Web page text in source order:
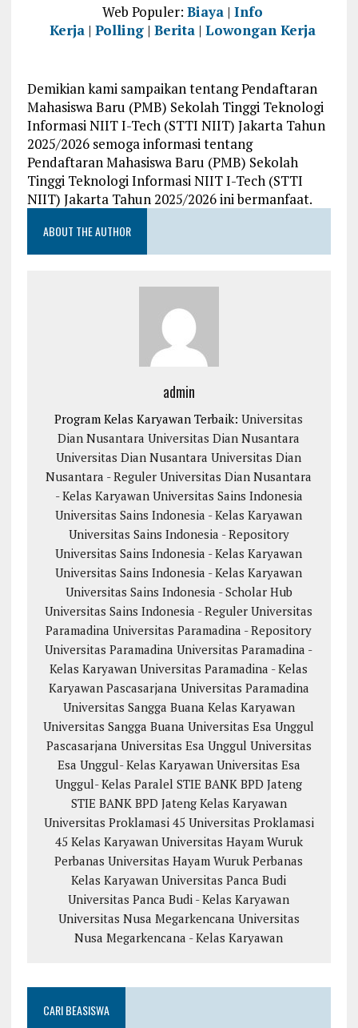
Web Populer:Biaya |Info
Kerja |Polling |Berita |Lowongan Kerja
Demikian kami sampaikan tentang Pendaftaran
Mahasiswa Baru (PMB) Sekolah Tinggi Teknologi
Informasi NIIT I-Tech (STTI NIIT) Jakarta Tahun
2025/2026 semoga informasi tentang
Pendaftaran Mahasiswa Baru (PMB) Sekolah
Tinggi Teknologi Informasi NIIT I-Tech (STTI
NIIT) Jakarta Tahun 2025/2026 ini bermanfaat.
ABOUT THE AUTHOR
admin
Program Kelas Karyawan Terbaik:Universitas
Dian Nusantara Universitas Dian Nusantara
Universitas Dian Nusantara Universitas Dian
Nusantara - Reguler Universitas Dian Nusantara
- Kelas Karyawan Universitas Sains Indonesia
Universitas Sains Indonesia - Kelas Karyawan
Universitas Sains Indonesia - Repository
Universitas Sains Indonesia - Kelas Karyawan
Universitas Sains Indonesia - Kelas Karyawan
Universitas Sains Indonesia - Scholar Hub
Universitas Sains Indonesia - Reguler Universitas
Paramadina Universitas Paramadina - Repository
Universitas Paramadina Universitas Paramadina -
Kelas Karyawan Universitas Paramadina - Kelas
Karyawan Pascasarjana Universitas Paramadina
Universitas Sangga Buana Kelas Karyawan
Universitas Sangga Buana Universitas Esa Unggul
Pascasarjana Universitas Esa Unggul Universitas
Esa Unggul- Kelas Karyawan Universitas Esa
Unggul- Kelas Paralel STIE BANK BPD Jateng
STIE BANK BPD Jateng Kelas Karyawan
Universitas Proklamasi 45 Universitas Proklamasi
45 Kelas Karyawan Universitas Hayam Wuruk
Perbanas Universitas Hayam Wuruk Perbanas
Kelas Karyawan Universitas Panca Budi
Universitas Panca Budi - Kelas Karyawan
Universitas Nusa Megarkencana Universitas
Nusa Megarkencana - Kelas Karyawan
CARI BEASISWA